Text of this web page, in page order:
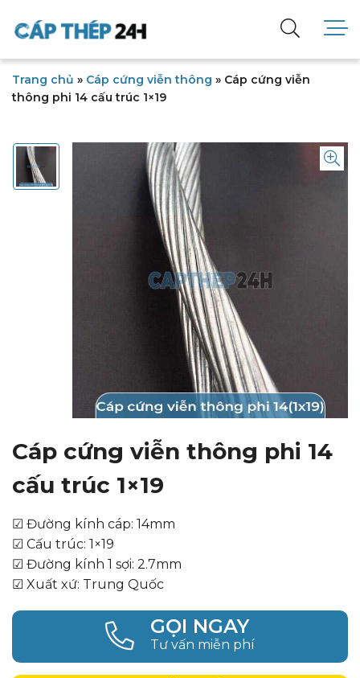
Trang chủ » Cáp cứng viễn thông » Cáp cứng viễn
thông phi 14 cấu trúc 1×19
Cáp cứng viễn thông phi 14
cấu trúc 1×19
☑ Đường kính cáp: 14mm
☑ Cấu trúc: 1×19
☑ Đường kính 1 sợi: 2.7mm
☑ Xuất xứ: Trung Quốc
GỌI NGAY
Tư vấn miễn phí